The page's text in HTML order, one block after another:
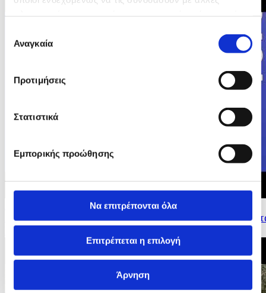
των υπηρεσιών τους.
συγκατάθεσης
Αναγκαία
Προτιμήσεις
Στατιστικά
Εμπορικής προώθησης
Να επιτρέπονται όλα
Επιτρέπεται η επιλογή
Άρνηση
Δηλώσεις Επιτρόπου για Οικονομια και
Ντομπρόβσκις στη Συνέντευξη Τύπου...